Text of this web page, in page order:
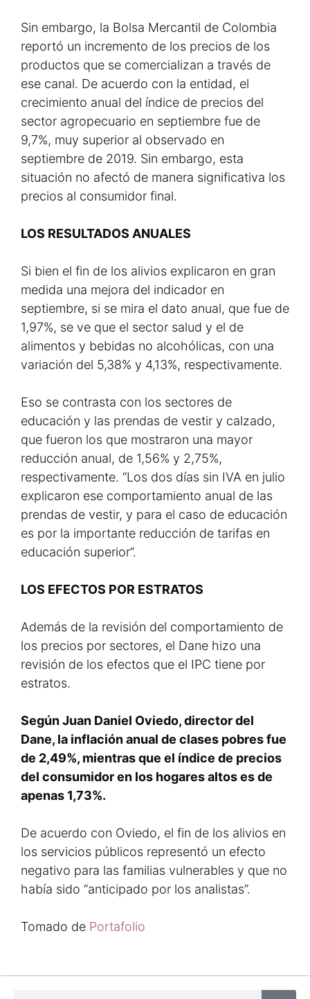
Sin embargo, la Bolsa Mercantil de Colombia
reportó un incremento de los precios de los
productos que se comercializan a través de
ese canal. De acuerdo con la entidad, el
crecimiento anual del índice de precios del
sector agropecuario en septiembre fue de
9,7%, muy superior al observado en
septiembre de 2019. Sin embargo, esta
situación no afectó de manera significativa los
precios al consumidor final.
LOS RESULTADOS ANUALES
Si bien el fin de los alivios explicaron en gran
medida una mejora del indicador en
septiembre, si se mira el dato anual, que fue de
1,97%, se ve que el sector salud y el de
alimentos y bebidas no alcohólicas, con una
variación del 5,38% y 4,13%, respectivamente.
Eso se contrasta con los sectores de
educación y las prendas de vestir y calzado,
que fueron los que mostraron una mayor
reducción anual, de 1,56% y 2,75%,
respectivamente. “Los dos días sin IVA en julio
explicaron ese comportamiento anual de las
prendas de vestir, y para el caso de educación
es por la importante reducción de tarifas en
educación superior”.
LOS EFECTOS POR ESTRATOS
Además de la revisión del comportamiento de
los precios por sectores, el Dane hizo una
revisión de los efectos que el IPC tiene por
estratos.
Según Juan Daniel Oviedo, director del
Dane, la inflación anual de clases pobres fue
de 2,49%, mientras que el índice de precios
del consumidor en los hogares altos es de
apenas 1,73%.
De acuerdo con Oviedo, el fin de los alivios en
los servicios públicos representó un efecto
negativo para las familias vulnerables y que no
había sido “anticipado por los analistas”.
Tomado de Portafolio